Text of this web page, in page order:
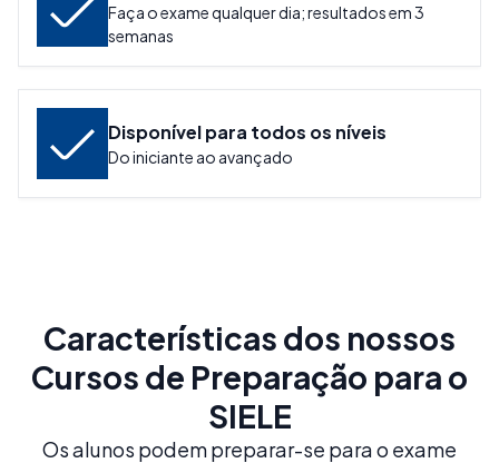
Faça o exame qualquer dia; resultados em 3
semanas
Disponível para todos os níveis
Do iniciante ao avançado
Características dos nossos
Cursos de Preparação para o
SIELE
Os alunos podem preparar-se para o exame